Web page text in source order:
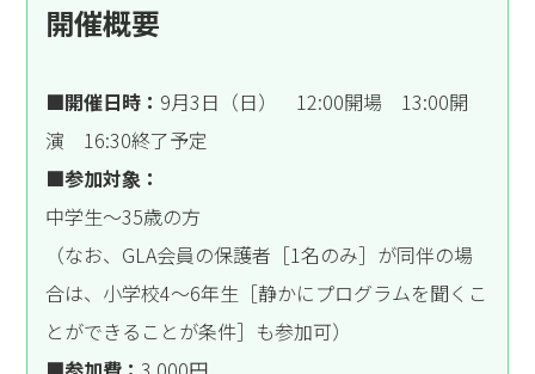
開催概要
■開催日時： 9月3日（日） 12:00開場 13:00開
演 16:30終了予定
■参加対象：
中学生～35歳の方
（なお、GLA会員の保護者［1名のみ］が同伴の場
合は、小学校4～6年生［静かにプログラムを聞くこ
とができることが条件］も参加可）